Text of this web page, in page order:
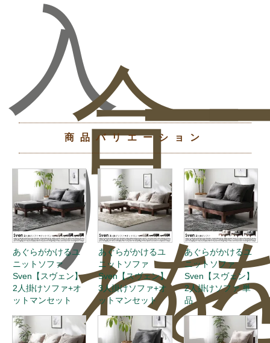
入
り
合
わ
ー
を
商品バリエーション
あぐらがかけるユ
ニットソファ
Sven【スヴェン】
2人掛けソファ+オ
ットマンセット
あぐらがかけるユ
ニットソファ
Sven【スヴェン】
3人掛けソファ+オ
ットマンセット
あぐらがかけるユ
ニットソファ
Sven【スヴェン】
2人掛けソファ 単
品